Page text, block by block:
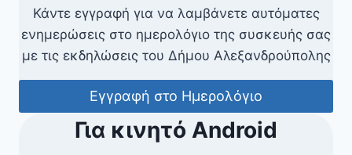
Κάντε εγγραφή για να λαμβάνετε αυτόματες
ενημερώσεις στο ημερολόγιο της συσκευής σας
με τις εκδηλώσεις του Δήμου Αλεξανδρούπολης
Εγγραφή στο Ημερολόγιο
Για κινητό Android